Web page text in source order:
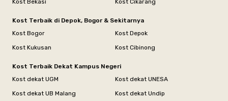
Kost Bekasi
Kost Cikarang
Kost Terbaik di Depok, Bogor & Sekitarnya
Kost Bogor
Kost Depok
Kost Kukusan
Kost Cibinong
Kost Terbaik Dekat Kampus Negeri
Kost dekat UGM
Kost dekat UNESA
Kost dekat UB Malang
Kost dekat Undip